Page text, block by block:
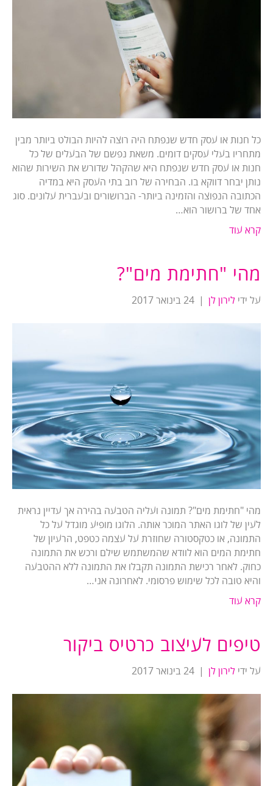
כל חנות או עסק חדש שנפתח היה רוצה להיות הבולט ביותר מבין
מתחריו בעלי עסקים דומים. משאת נפשם של הבעלים של כל
חנות או עסק חדש שנפתח היא שהקהל שדורש את השירות שהוא
נותן יבחר דווקא בו. הבחירה של רוב בתי העסק היא במדיה
הכתובה הנפוצה והזמינה ביותר- הברושורים ובעברית עלונים. סוג
אחד של ברושור הוא…
קרא עוד
מהי "חתימת מים"?
על ידי לירון לן 24 בינואר 2017
מהי "חתימת מים"? תמונה ועליה הטבעה בהירה אך עדיין נראית
לעין של לוגו האתר המוכר אותה. הלוגו מופיע מוגדל על כל
התמונה, או כטקסטורה שחוזרת על עצמה כטפט, הרעיון של
חתימת המים הוא לוודא שהמשתמש שילם ורכש את התמונה
כחוק. לאחר רכישת התמונה תקבלו את התמונה ללא ההטבעה
והיא טובה לכל שימוש פרסומי. לאחרונה אני…
קרא עוד
טיפים לעיצוב כרטיס ביקור
על ידי לירון לן 24 בינואר 2017